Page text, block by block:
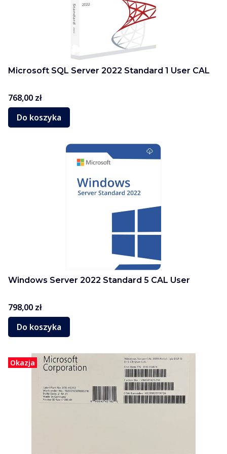
Microsoft SQL Server 2022 Standard 1 User CAL
Cena
768,00 zł
Do koszyka
Windows Server 2022 Standard 5 CAL User
Cena
798,00 zł
Do koszyka
Okazja